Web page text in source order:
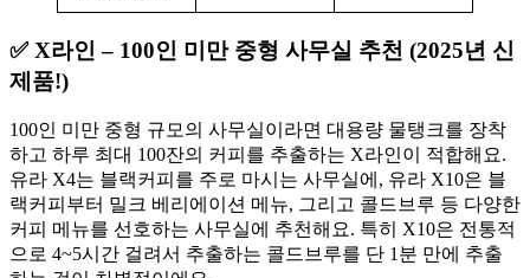
✅ X라인 – 100인 미만 중형 사무실 추천 (2025년 신
제품!)
100인 미만 중형 규모의 사무실이라면 대용량 물탱크를 장착
하고 하루 최대 100잔의 커피를 추출하는 X라인이 적합해요.
유라 X4는 블랙커피를 주로 마시는 사무실에, 유라 X10은 블
랙커피부터 밀크 베리에이션 메뉴, 그리고 콜드브루 등 다양한
커피 메뉴를 선호하는 사무실에 추천해요. 특히 X10은 전통적
으로 4~5시간 걸려서 추출하는 콜드브루를 단 1분 만에 추출